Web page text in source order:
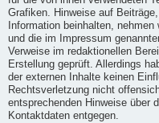
Grafiken. Hinweise auf
Information beinhalten,
und die im Impressum
Verweise im redaktionellen
Erstellung geprüft. Allerdings
der externen Inhalte keinen
Rechtsverletzung nicht
entsprechenden Hinweise über
Kontaktdaten entgegen.